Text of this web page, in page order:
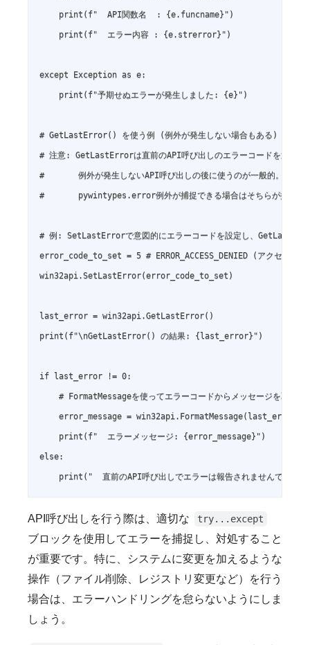
    print(f"  API関数名  : {e.funcname}")
    print(f"  エラー内容 : {e.strerror}")
except Exception as e:
    print(f"予期せぬエラーが発生しました: {e}")
# GetLastError() を使う例 (例外が発生しない場合もある)
# 注意: GetLastErrorは直前のAPI呼び出しのエラーコードを返すた
#       例外が発生しないAPI呼び出しの後に使うのが一般的。
#       pywintypes.error例外が捕捉できる場合はそちらが推奨さ
# 例: SetLastErrorで意図的にエラーコードを設定し、
error_code_to_set = 5 # ERROR_ACCESS_DENIED (アクセスが拒
win32api.SetLastError(error_code_to_set)
last_error = win32api.GetLastError()
print(f"\nGetLastError() の結果: {last_error}")
if last_error != 0:
    # FormatMessageを使ってエラーコードからメッセージを取得
error_message =
    print(f"  エラーメッセージ: {error_message}")
else:
API呼び出しを行う際は、適切な try...except
ブロックを使用してエラーを捕捉し、対処すること
が重要です。特に、システムに変更を加えるような
操作（ファイル削除、レジストリ変更など）を行う
場合は、エラーハンドリングを怠らないようにしま
しょう。